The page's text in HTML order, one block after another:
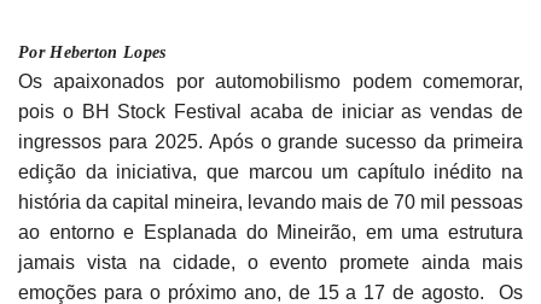
Por Heberton Lopes
Os apaixonados por automobilismo podem comemorar,
pois o BH Stock Festival acaba de iniciar as vendas de
ingressos para 2025. Após o grande sucesso da primeira
edição da iniciativa, que marcou um capítulo inédito na
história da capital mineira, levando mais de 70 mil pessoas
ao entorno e Esplanada do Mineirão, em uma estrutura
jamais vista na cidade, o evento promete ainda mais
emoções para o próximo ano, de 15 a 17 de agosto. Os